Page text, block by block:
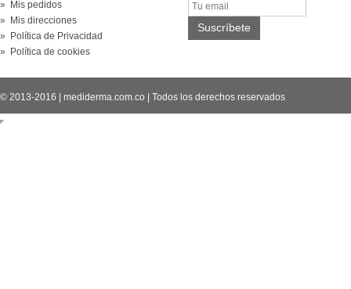
» Mis pedidos
» Mis direcciones
» Política de Privacidad
» Política de cookies
© 2013-2016 mediderma.com.co Todos los derechos reservados